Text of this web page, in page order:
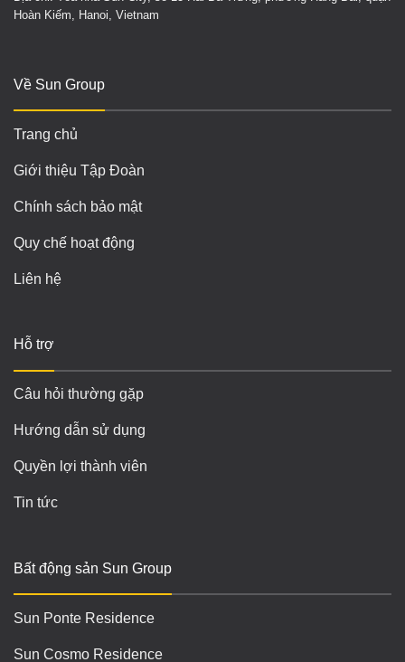
Hoàn Kiếm, Hanoi, Vietnam
Về Sun Group
Trang chủ
Giới thiệu Tập Đoàn
Chính sách bảo mật
Quy chế hoạt động
Liên hệ
Hỗ trợ
Câu hỏi thường gặp
Hướng dẫn sử dụng
Quyền lợi thành viên
Tin tức
Bất động sản Sun Group
Sun Ponte Residence
Sun Cosmo Residence